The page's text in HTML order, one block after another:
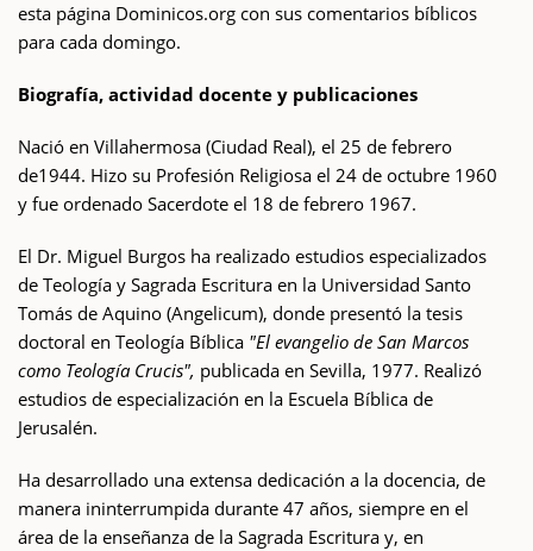
esta página Dominicos.org con sus comentarios bíblicos
para cada domingo.
Biografía, actividad docente y publicaciones
Nació en Villahermosa (Ciudad Real), el 25 de febrero
de1944. Hizo su Profesión Religiosa el 24 de octubre 1960
y fue ordenado Sacerdote el 18 de febrero 1967.
El Dr. Miguel Burgos ha realizado estudios especializados
de Teología y Sagrada Escritura en la Universidad Santo
Tomás de Aquino (Angelicum), donde presentó la tesis
doctoral en Teología Bíblica "El evangelio de San Marcos
como Teología Crucis", publicada en Sevilla, 1977. Realizó
estudios de especialización en la Escuela Bíblica de
Jerusalén.
Ha desarrollado una extensa dedicación a la docencia, de
manera ininterrumpida durante 47 años, siempre en el
área de la enseñanza de la Sagrada Escritura y, en